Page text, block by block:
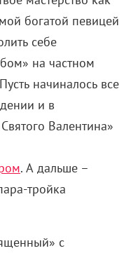
богатой певицей
себе
на частном
начиналось все
и в
Валентина»
. А дальше –
тройка
с